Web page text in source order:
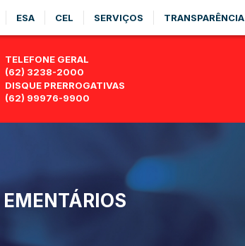
ESA CEL SERVIÇOS TRANSPARÊNCIA
TELEFONE GERAL
(62) 3238-2000
DISQUE PRERROGATIVAS
(62) 99976-9900
EMENTÁRIOS